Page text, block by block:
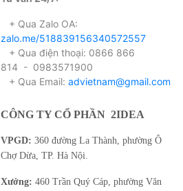
+ Qua Zalo OA:
zalo.me/518839156340572557
+ Qua điện thoại: 0866 866
814 - 0983571900
+ Qua Email: advietnam@gmail.com
CÔNG TY CỔ PHẦN 2IDEA
VPGD: 360 đường La Thành, phường Ô
Chợ Dừa, TP. Hà Nội.
Xưởng: 460 Trần Quý Cáp, phường Văn